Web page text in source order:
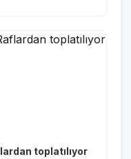
toplatılıyor